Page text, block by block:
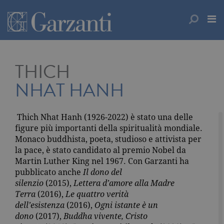
THICH
NHAT HANH
Thich Nhat Hanh (1926-2022) è stato una delle
figure più importanti della spiritualità mondiale.
Monaco buddhista, poeta, studioso e attivista per
la pace, è stato candidato al premio Nobel da
Martin Luther King nel 1967. Con Garzanti ha
pubblicato ancheIl dono del
silenzio (2015), Lettera d’amore alla Madre
Terra (2016), Le quattro verità
dell’esistenza (2016), Ogni istante è un
dono (2017),Buddha vivente, Cristo